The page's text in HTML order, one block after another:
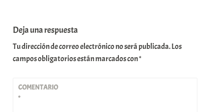
Deja una respuesta
Tu dirección de correo electrónico no será publicada.Los
campos obligatorios están marcados con*
COMENTARIO
*